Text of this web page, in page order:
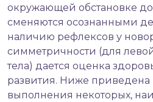
окружающей обстановке
сменяются осознанными
наличию рефлексов у
симметричности (для
тела) дается оценка
развития. Ниже приведена
выполнения некоторых,